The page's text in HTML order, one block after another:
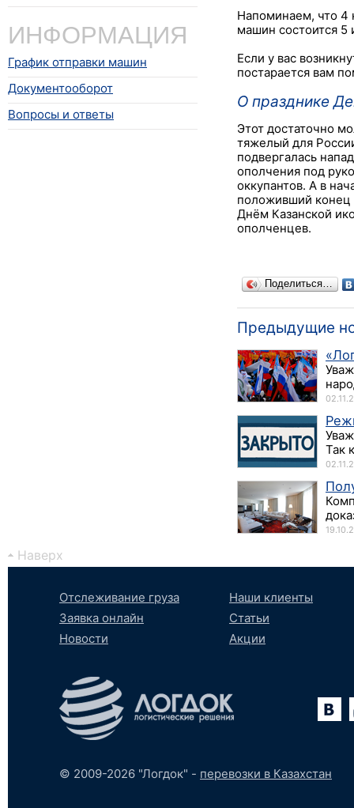
ИНФОРМАЦИЯ
График отправки машин
Документооборот
Вопросы и ответы
Напоминаем, что 4
машин состоится 5
Если у вас
постарается вам
О празднике
Этот достаточно
тяжелый для
подвергалась
ополчения под
оккупантов. А в
положивший конец
Днём Казанской
ополченцев.
Поделиться…
Предыдущие
Так
Наверх
Отслеживание груза
Заявка онлайн
Новости
Наши клиенты
Статьи
Акции
ВконтактеYouTubetumblr
SoundCloud
© 2009-2026 "Логдок" - перевозки в Казахстан